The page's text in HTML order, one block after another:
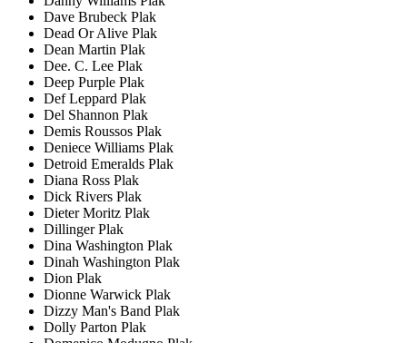
Dave Brubeck Plak
Dead Or Alive Plak
Dean Martin Plak
Dee. C. Lee Plak
Deep Purple Plak
Def Leppard Plak
Del Shannon Plak
Demis Roussos Plak
Deniece Williams Plak
Detroid Emeralds Plak
Diana Ross Plak
Dick Rivers Plak
Dieter Moritz Plak
Dillinger Plak
Dina Washington Plak
Dinah Washington Plak
Dion Plak
Dionne Warwick Plak
Dizzy Man's Band Plak
Dolly Parton Plak